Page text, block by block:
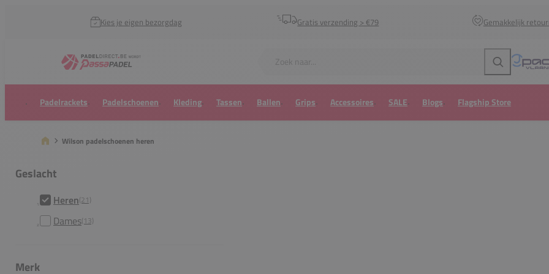
Kies je eigen bezorgdag Gratis verzending > €79 Gemakkelijk
Zoeken
Padelrackets Padelschoenen Kleding Tassen Ballen Grips Accessoires SALE Blogs Flagship Store
Wilson padelschoenen heren
Geslacht
Heren(21)
Dames(13)
Merk